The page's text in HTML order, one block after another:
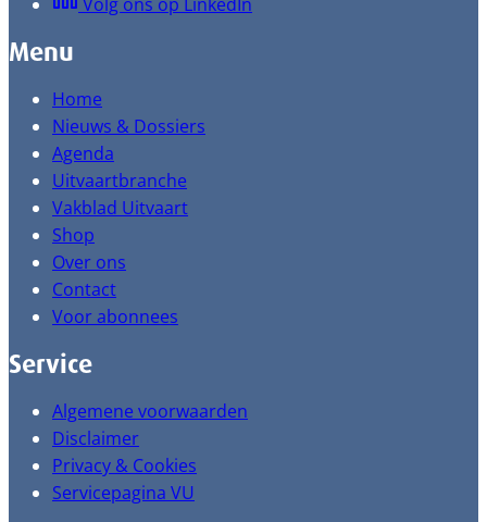
Menu
Home
Nieuws & Dossiers
Agenda
Uitvaartbranche
Vakblad Uitvaart
Shop
Over ons
Contact
Voor abonnees
Service
Algemene voorwaarden
Disclaimer
Privacy & Cookies
Servicepagina VU